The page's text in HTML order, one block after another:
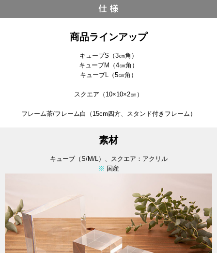
仕 様
商品ラインアップ
キューブS（3㎝角）
キューブM（4㎝角）
キューブL（5㎝角）
スクエア（10×10×2㎝）
フレーム茶/フレーム白（15cm四方、スタンド付きフレーム）
素材
キューブ（S/M/L）、スクエア：アクリル
※ 国産